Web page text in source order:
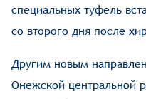
специальных туфель
со второго дня после
Другим новым
Онежской центральной